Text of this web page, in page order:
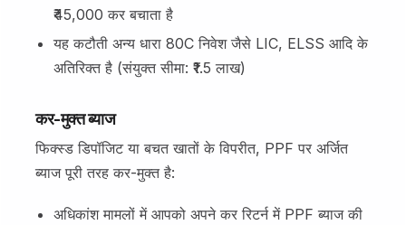
₹45,000 कर बचाता है
यह कटौती अन्य धारा 80C निवेश जैसे LIC, ELSS आदि के
अतिरिक्त है (संयुक्त सीमा: ₹1.5 लाख)
कर-मुक्त ब्याज
फिक्स्ड डिपॉजिट या बचत खातों के विपरीत, PPF पर अर्जित
ब्याज पूरी तरह कर-मुक्त है:
अधिकांश मामलों में आपको अपने कर रिटर्न में PPF ब्याज की